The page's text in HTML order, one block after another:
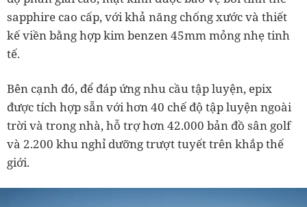
sapphire cao cấp, với khả năng chống xước và thiết
kế viền bằng hợp kim benzen 45mm mỏng nhẹ tinh
tế.
Bên cạnh đó, để đáp ứng nhu cầu tập luyện, epix
được tích hợp sẵn với hơn 40 chế độ tập luyện ngoài
trời và trong nhà, hỗ trợ hơn 42.000 bản đồ sân golf
và 2.200 khu nghỉ dưỡng trượt tuyết trên khắp thế
giới.